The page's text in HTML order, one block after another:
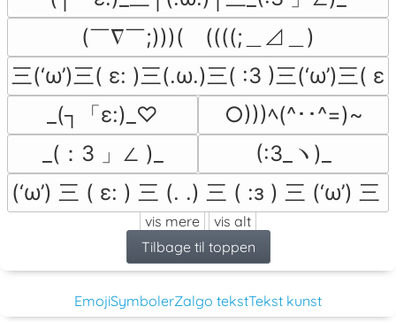
(￣∇￣;)))(　((((;＿⊿＿)
三(‘ω’)三( ε: )三(.ω.)三( :3 )三(‘ω’)三(
_(┐「ε:)_♡
○)))ﾍ(^･･^=)~
_(：3 」∠ )_
(:3_ヽ)_
(‘ω’) 三 ( ε: ) 三 (. .) 三 ( :з ) 三 (‘ω’)
vis mere
vis alt
Tilbage til toppen
EmojiSymbolerZalgo tekstTekst kunst